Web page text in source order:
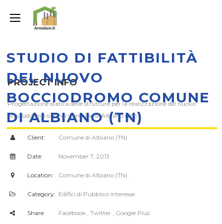
STUDIO DI FATTIBILITÀ
DEL NUOVO
BOCCIODROMO COMUNE
DI ALBIANO (TN)
PROJECT INFO
Progettazione statica delle strutture per la realizzazione del nuovo
bocciodromo sito nel Comune di Albiano (TN).
Client: Comune di Albiano (TN)
Date: November 7, 2013
Location: Comune di Albiano (TN).
Category: Edifici di Pubblico interesse
Share: Facebook , Twitter , Google Plus